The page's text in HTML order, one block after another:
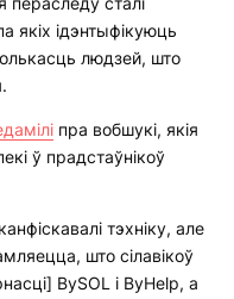
якіх ідэнтыфікуюць
людзей, што
пра вобшукі, якія
ў прадстаўнікоў
тэхніку, але
што сілавікоў
BySOL і ByHelp, а